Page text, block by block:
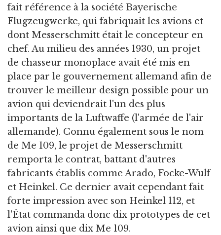
fait référence à la société Bayerische
Flugzeugwerke, qui fabriquait les avions et
dont Messerschmitt était le concepteur en
chef. Au milieu des années 1930, un projet
de chasseur monoplace avait été mis en
place par le gouvernement allemand afin de
trouver le meilleur design possible pour un
avion qui deviendrait l'un des plus
importants de la Luftwaffe (l'armée de l'air
allemande). Connu également sous le nom
de Me 109, le projet de Messerschmitt
remporta le contrat, battant d'autres
fabricants établis comme Arado, Focke-Wulf
et Heinkel. Ce dernier avait cependant fait
forte impression avec son Heinkel 112, et
l'État commanda donc dix prototypes de cet
avion ainsi que dix Me 109.